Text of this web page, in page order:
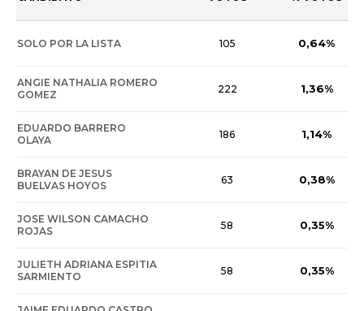
SOLO POR LA LISTA 105 0,64%
ANGIE NATHALIA ROMERO
GOMEZ
222 1,36%
EDUARDO BARRERO
OLAYA
186 1,14%
BRAYAN DE JESUS
BUELVAS HOYOS
63 0,38%
JOSE WILSON CAMACHO
ROJAS
58 0,35%
JULIETH ADRIANA ESPITIA
SARMIENTO
58 0,35%